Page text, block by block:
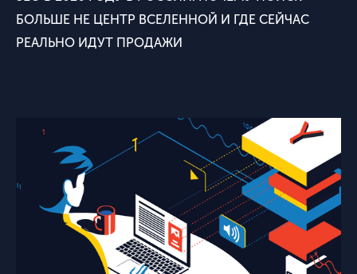
БОЛЬШЕ НЕ ЦЕНТР ВСЕЛЕННОЙ И ГДЕ СЕЙЧАС
РЕАЛЬНО ИДУТ ПРОДАЖИ